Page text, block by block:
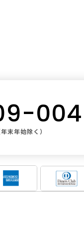
004
末年始除く）